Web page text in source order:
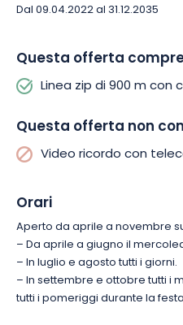
Dal 09.04.2022 al 31.12.2035
Questa offerta
Linea zip di 900 m con
Questa offerta non
Video ricordo con
Orari
Aperto da aprile a novembre
– Da aprile a giugno il
– In luglio e agosto tutti i giorni.
– In settembre e ottobre tutti i
tutti i pomeriggi durante la